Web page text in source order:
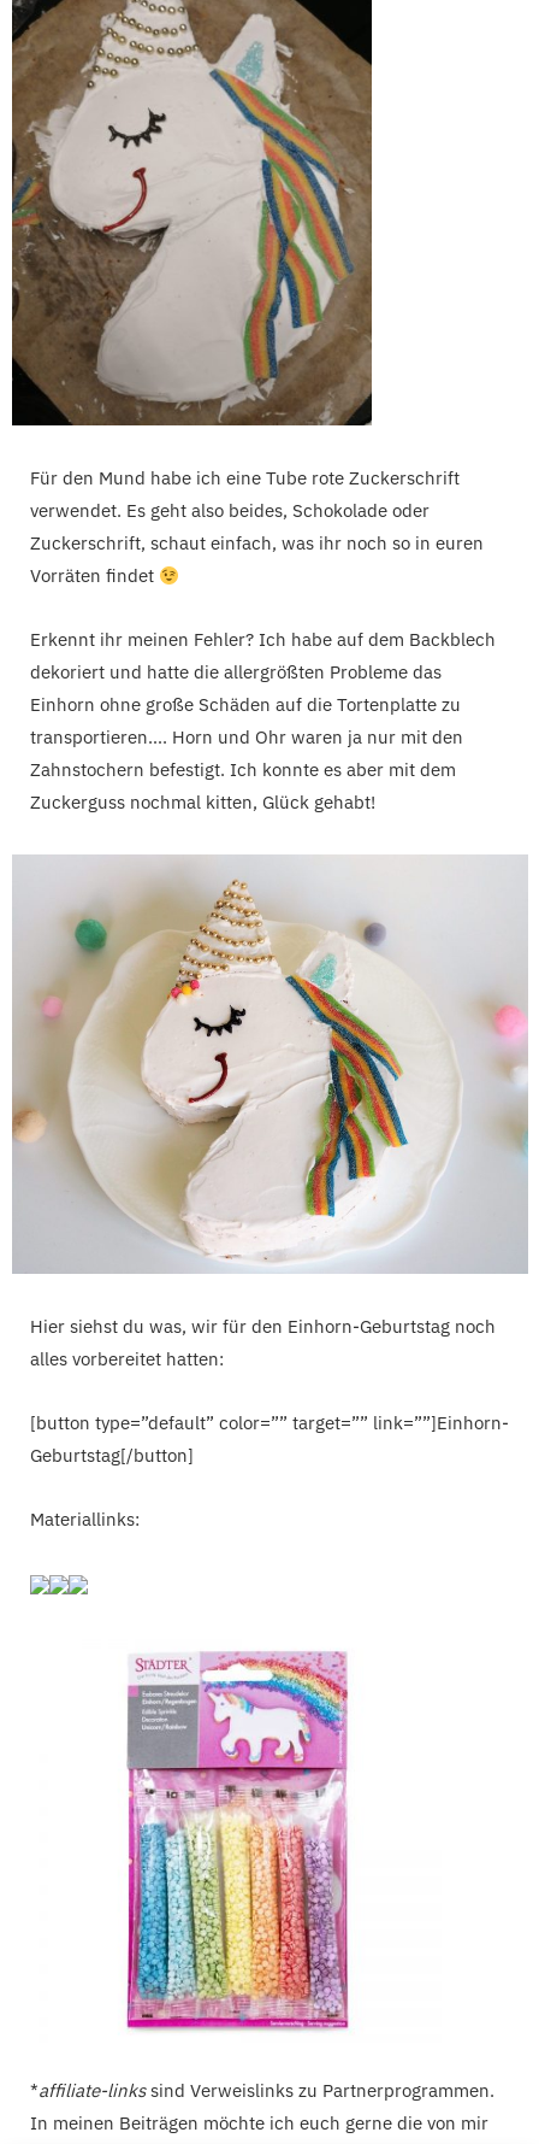
Für den Mund habe ich eine Tube rote Zuckerschrift
verwendet. Es geht also beides, Schokolade oder
Zuckerschrift, schaut einfach, was ihr noch so in euren
Vorräten findet
Erkennt ihr meinen Fehler? Ich habe auf dem Backblech
dekoriert und hatte die allergrößten Probleme das
Einhorn ohne große Schäden auf die Tortenplatte zu
transportieren…. Horn und Ohr waren ja nur mit den
Zahnstochern befestigt. Ich konnte es aber mit dem
Zuckerguss nochmal kitten, Glück gehabt!
Hier siehst du was, wir für den Einhorn-Geburtstag noch
alles vorbereitet hatten:
[button type=”default” color=”” target=”” link=””]Einhorn-
Geburtstag[/button]
Materiallinks:
*affiliate-linkssind Verweislinks zu Partnerprogrammen.
In meinen Beiträgen möchte ich euch gerne die von mir